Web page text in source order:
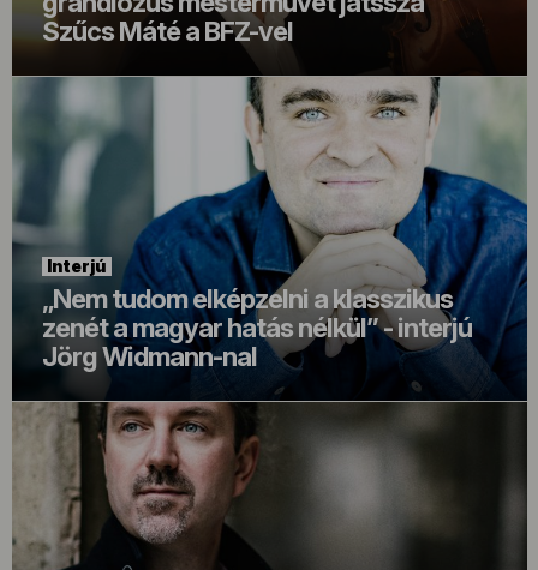
Szűcs Máté a BFZ-vel
Interjú
„Nem tudom elképzelni a klasszikus
zenét a magyar hatás nélkül” - interjú
Jörg Widmann-nal